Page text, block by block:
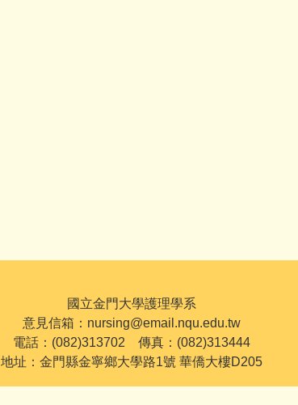
國立金門大學護理學系
意見信箱：nursing@email.nqu.edu.tw
電話：(082)313702 傳真：(082)313444
地址：金門縣金寧鄉大學路1號 華僑大樓D205